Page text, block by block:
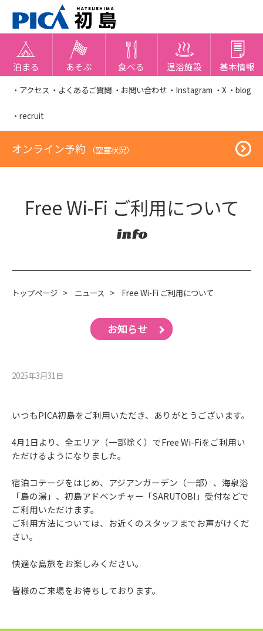
泊まる あそぶ 食べる 温浴施設 基本情報
・アクセス ・よくあるご質問 ・お問い合わせ ・Instagram ・X ・blog
・recruit
オンライン予約 （空室状況）
Free Wi-Fi ご利用について
info
トップページ > ニュース > Free Wi-Fi ご利用について
お知らせ
2025年3月31⽇
いつもPICA初島をご利用いただき、ありがとうございます。
4月1日より、全エリア（一部除く）でFree Wi-Fiをご利用い
ただけるようになりました。
宿泊コテージをはじめ、アジアンガーデン（一部）、海泉浴
「島の湯」、初島アドベンチャー「SARUTOBI」受付などで
ご利用いただけます。
ご利用方法については、お近くのスタッフまでお声がけくだ
さい。
快適な島旅をお楽しみください。
皆様のご来場をお待ちしております。